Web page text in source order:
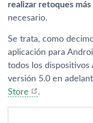
realizar retoques
necesario.
Se trata, como
aplicación para
todos los
versión 5.0 en
Store
.